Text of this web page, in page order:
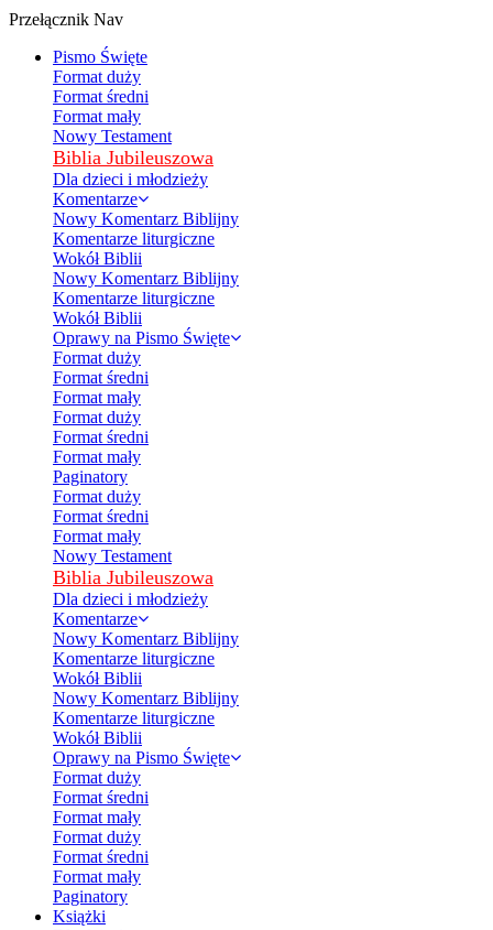
Przełącznik Nav
Pismo Święte
Format duży
Format średni
Format mały
Nowy Testament
Biblia Jubileuszowa
Dla dzieci i młodzieży
Komentarze
Nowy Komentarz Biblijny
Komentarze liturgiczne
Wokół Biblii
Nowy Komentarz Biblijny
Komentarze liturgiczne
Wokół Biblii
Oprawy na Pismo Święte
Format duży
Format średni
Format mały
Format duży
Format średni
Format mały
Paginatory
Format duży
Format średni
Format mały
Nowy Testament
Biblia Jubileuszowa
Dla dzieci i młodzieży
Komentarze
Nowy Komentarz Biblijny
Komentarze liturgiczne
Wokół Biblii
Nowy Komentarz Biblijny
Komentarze liturgiczne
Wokół Biblii
Oprawy na Pismo Święte
Format duży
Format średni
Format mały
Format duży
Format średni
Format mały
Paginatory
Książki